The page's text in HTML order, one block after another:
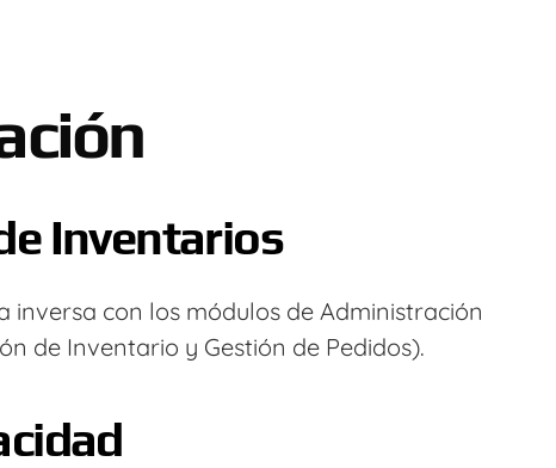
Inventarios
inversa con los módulos de Administración
de Inventario y Gestión de Pedidos).